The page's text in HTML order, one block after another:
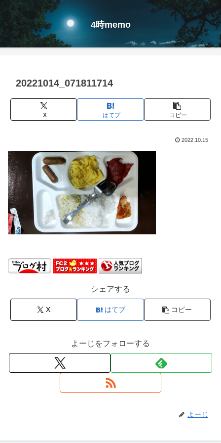
4時memo
20221014_071811714
X はてブ コピー
2022.10.15
シェアする
X はてブ コピー
よーじをフォローする
よーじ